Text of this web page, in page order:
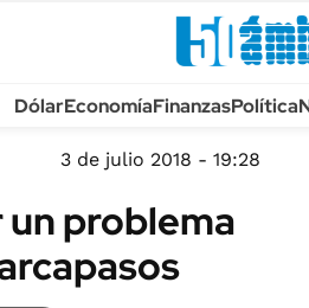
TECNOLOGÍA
MÉXICO
MUNDO
INFORMACIÓN GENERAL
DólarEconomíaFinanzasPolítica
3 de julio 2018 - 19:28
problema